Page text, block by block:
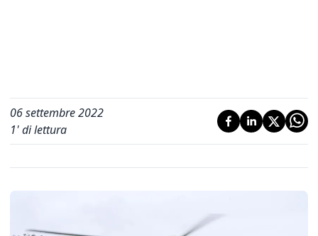
06 settembre 2022
1' di lettura